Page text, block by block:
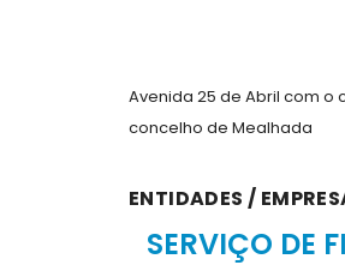
Avenida 25 de Abril com
concelho de Mealhada
ENTIDADES /
SERVIÇO DE